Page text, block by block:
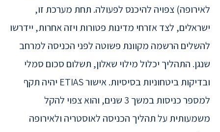
לאירופה) צפויה להיכנס לפעולה. תחת מערכת זו,
ישראלים, לצד אזרחי מדינות פטורות ויזה אחרות, יידרשו
להשלים הרשמה מקוונת פשוטה לפני הכניסה למרחב
שנגן. התהליך יכלול מילוי שאלון, תשלום סכום סמלי
ובדיקות ביטחוניות בסיסיות. אישור ETIAS יהיה תקף
למספר כניסות במשך 3 שנים, והוא צפוי להקל
משמעותית על תהליך הכניסה לאוסטריה ולאירופה